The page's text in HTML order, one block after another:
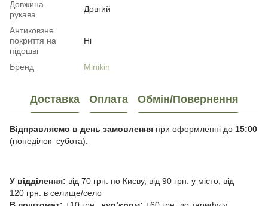
Довжина
рукава
Довгий
Антиковзне
покриття на
підошві
Ні
Бренд Minikin
Доставка Оплата Обмін/Повернення
Відправляємо в день замовлення при оформленні до 15:00
(понеділок–субота).
У відділення: від 70 грн. по Києву, від 90 грн. у місто, від
120 грн. в селище/село